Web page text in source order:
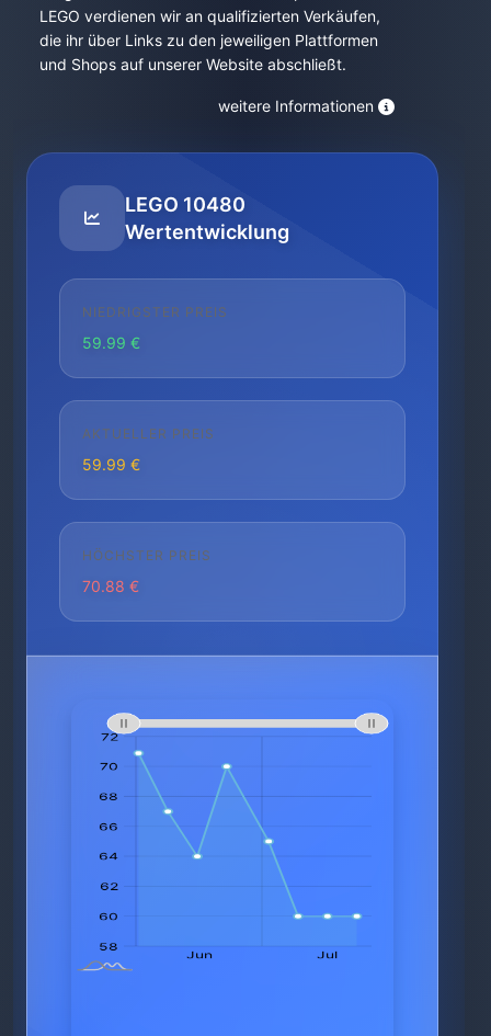
LEGO verdienen wir an qualifizierten Verkäufen,
die ihr über Links zu den jeweiligen Plattformen
und Shops auf unserer Website abschließt.
weitere Informationen
LEGO 10480
Wertentwicklung
NIEDRIGSTER PREIS
59.99 €
AKTUELLER PREIS
59.99 €
HÖCHSTER PREIS
70.88 €